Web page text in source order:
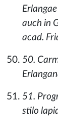
auch in
acad.
50.
51.
stilo